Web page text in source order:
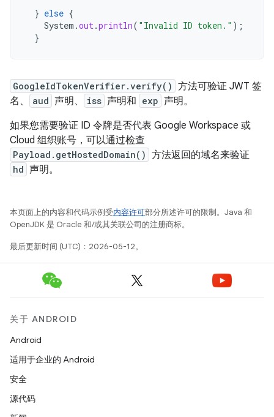
} else {
System .out.println( "Invalid ID token." );
}
GoogleIdTokenVerifier.verify() 方法可验证 JWT 签
名、
aud 声明、 iss 声明和 exp 声明。
如果您需要验证 ID 令牌是否代表 Google Workspace 或
Cloud 组织账号，可以通过检查
Payload.getHostedDomain() 方法返回的域名来验证
hd 声明。
本页面上的内容和代码示例受内容许可部分所述许可的限制。Java 和
OpenJDK 是 Oracle 和/或其关联公司的注册商标。
最后更新时间 (UTC)：2026-05-12。
关于 ANDROID
Android
适用于企业的 Android
安全
源代码